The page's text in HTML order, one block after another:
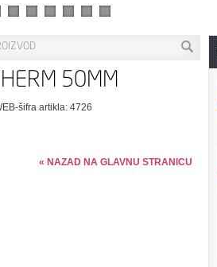
50MM
šifra artikla: 4726
« NAZAD NA GLAVNU STRANICU